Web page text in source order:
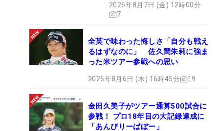
2026年8月7日 (金) 12時00分
7
全英で味わった悔しさ「自分も戦え
るはずなのに」 佐久間朱莉に強ま
った米ツアー参戦への思い
2026年8月6日 (木) 16時45分 19
金田久美子がツアー通算500試合に
参戦！ プロ18年目の大記録達成に
「あんびりーばぼー」